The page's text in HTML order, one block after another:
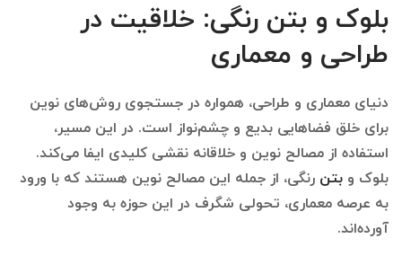
بلوک و بتن رنگی: خلاقیت در
طراحی و معماری
دنیای معماری و طراحی، همواره در جستجوی روش‌های نوین
برای خلق فضاهایی بدیع و چشم‌نواز است. در این مسیر،
استفاده از مصالح نوین و خلاقانه نقشی کلیدی ایفا می‌کند.
بلوک و بتن رنگی، از جمله این مصالح نوین هستند که با ورود
به عرصه معماری، تحولی شگرف در این حوزه به وجود
آورده‌اند.